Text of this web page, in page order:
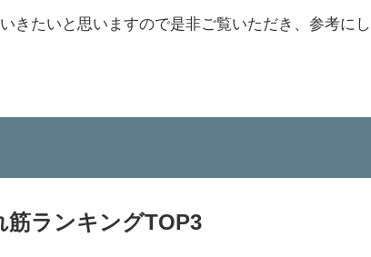
きたいと思いますので是非ご覧いただき、参考にし
筋ランキングTOP3